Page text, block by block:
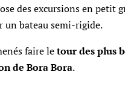
des excursions en petit
un bateau semi-rigide.
faire letour des plus
de Bora Bora.